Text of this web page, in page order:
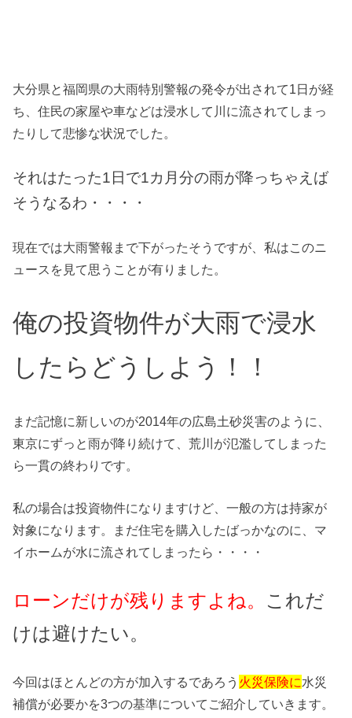
大分県と福岡県の大雨特別警報の発令が出されて1日が経
ち、住民の家屋や車などは浸水して川に流されてしまっ
たりして悲惨な状況でした。
それはたった1日で1カ月分の雨が降っちゃえば
そうなるわ・・・・
現在では大雨警報まで下がったそうですが、私はこのニ
ュースを見て思うことが有りました。
俺の投資物件が大雨で浸水
したらどうしよう！！
まだ記憶に新しいのが2014年の広島土砂災害のように、
東京にずっと雨が降り続けて、荒川が氾濫してしまった
ら一貫の終わりです。
私の場合は投資物件になりますけど、一般の方は持家が
対象になります。まだ住宅を購入したばっかなのに、マ
イホームが水に流されてしまったら・・・・
ローンだけが残りますよね。 これだ
けは避けたい。
今回はほとんどの方が加入するであろう 火災保険に水災
補償が必要かを3つの基準についてご紹介していきます。